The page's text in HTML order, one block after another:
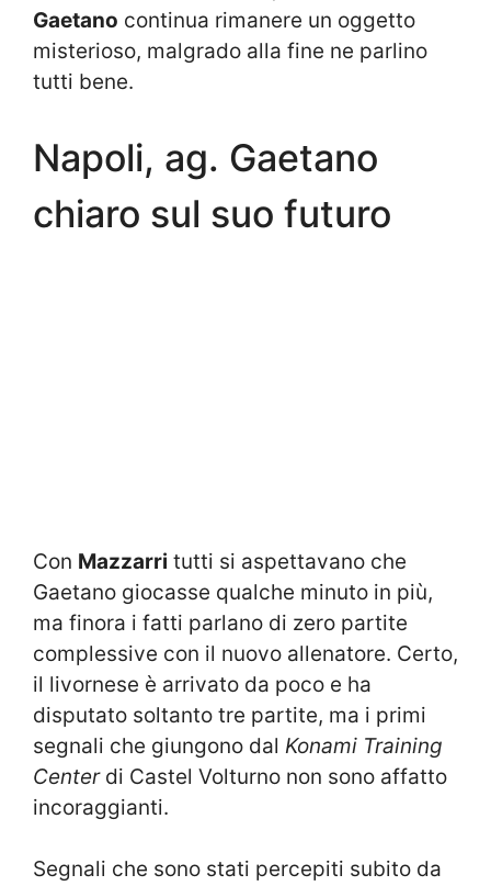
Gaetano continua rimanere un oggetto
misterioso, malgrado alla fine ne parlino
tutti bene.
Napoli, ag. Gaetano
chiaro sul suo futuro
Con Mazzarri tutti si aspettavano che
Gaetano giocasse qualche minuto in più,
ma finora i fatti parlano di zero partite
complessive con il nuovo allenatore. Certo,
il livornese è arrivato da poco e ha
disputato soltanto tre partite, ma i primi
segnali che giungono dal Konami Training
Centerdi Castel Volturno non sono affatto
incoraggianti.
Segnali che sono stati percepiti subito da